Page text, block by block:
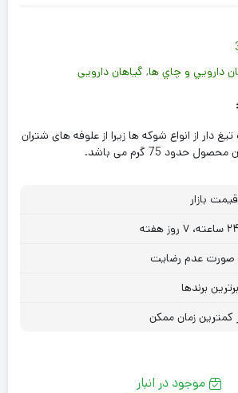
دارويي و چاي ها, گیاهان دارویی
دار از انواع شوکه ها زیرا از علوفه های شتران
75 گرم می باشد.
بازار
صورت عدم رضایت
برندها
زمان ممکن
موجود در انبار